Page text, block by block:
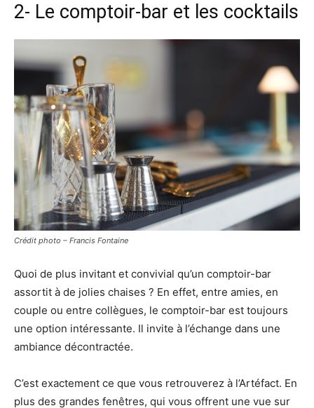
2- Le comptoir-bar et les cocktails
Crédit photo – Francis Fontaine
Quoi de plus invitant et convivial qu’un comptoir-bar
assortit à de jolies chaises ? En effet, entre amies, en
couple ou entre collègues, le comptoir-bar est toujours
une option intéressante. Il invite à l’échange dans une
ambiance décontractée.
C’est exactement ce que vous retrouverez à l’Artéfact. En
plus des grandes fenêtres, qui vous offrent une vue sur